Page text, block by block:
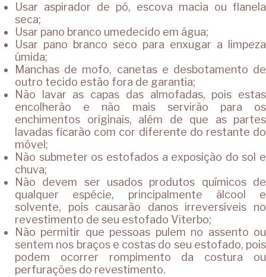
Usar aspirador de pó, escova macia ou flanela
seca;
Usar pano branco umedecido em água;
Usar pano branco seco para enxugar a limpeza
úmida;
Manchas de mofo, canetas e desbotamento de
outro tecido estão fora de garantia;
Não lavar as capas das almofadas, pois estas
encolherão e não mais servirão para os
enchimentos originais, além de que as partes
lavadas ficarão com cor diferente do restante do
móvel;
Não submeter os estofados a exposição do sol e
chuva;
Não devem ser usados produtos químicos de
qualquer espécie, principalmente álcool e
solvente, pois causarão danos irreversíveis no
revestimento de seu estofado Viterbo;
Não permitir que pessoas pulem no assento ou
sentem nos braços e costas do seu estofado, pois
podem ocorrer rompimento da costura ou
perfurações do revestimento.